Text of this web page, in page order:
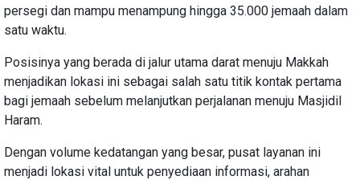
persegi dan mampu menampung hingga 35.000 jemaah dalam
satu waktu.
Posisinya yang berada di jalur utama darat menuju Makkah
menjadikan lokasi ini sebagai salah satu titik kontak pertama
bagi jemaah sebelum melanjutkan perjalanan menuju Masjidil
Haram.
Dengan volume kedatangan yang besar, pusat layanan ini
menjadi lokasi vital untuk penyediaan informasi, arahan